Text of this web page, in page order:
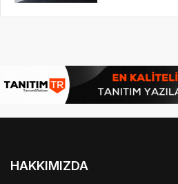
HAKKIMIZDA